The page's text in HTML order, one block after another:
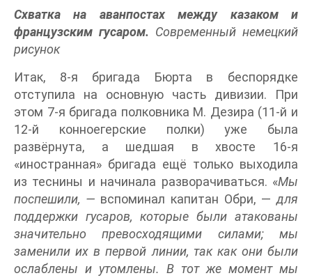
Схватка на аванпостах между казаком и
французским гусаром. Современный немецкий
рисунок
Итак, 8-я бригада Бюрта в беспорядке
отступила на основную часть дивизии. При
этом 7-я бригада полковника М. Дезира (11-й и
12-й конноегерские полки) уже была
развёрнута, а шедшая в хвосте 16-я
«иностранная» бригада ещё только выходила
из теснины и начинала разворачиваться. «Мы
поспешили, — вспоминал капитан Обри, — для
поддержки гусаров, которые были атакованы
значительно превосходящими силами; мы
заменили их в первой линии, так как они были
ослаблены и утомлены. В тот же момент мы